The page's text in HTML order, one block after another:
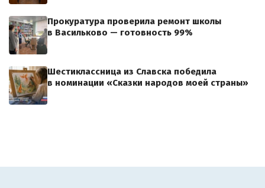
Прокуратура проверила ремонт школы
в Васильково — готовность 99%
Шестиклассница из Славска победила
в номинации «Сказки народов моей страны»